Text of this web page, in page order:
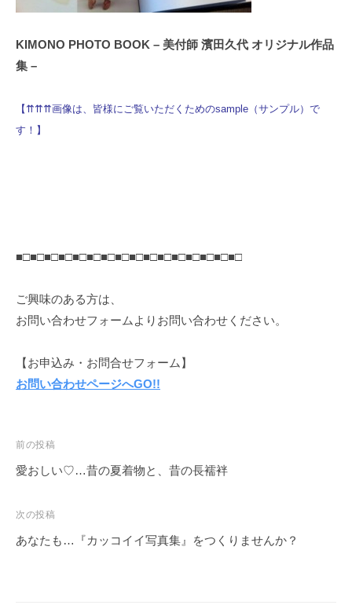
KIMONO PHOTO BOOK – 美付師 濱田久代 オリジナル作品
集 –
【⇈⇈⇈画像は、皆様にご覧いただくためのsample（サンプル）で
す！】
■□■□■□■□■□■□■□■□■□■□■□■□■□■□■□■□
ご興味のある方は、
お問い合わせフォームよりお問い合わせください。
【お申込み・お問合せフォーム】
お問い合わせページへGO!!
投
稿
ビ
ゲ
前の投稿
愛おしい♡…昔の夏着物と、昔の長襦袢
次の投稿
あなたも…『カッコイイ写真集』をつくりませんか？